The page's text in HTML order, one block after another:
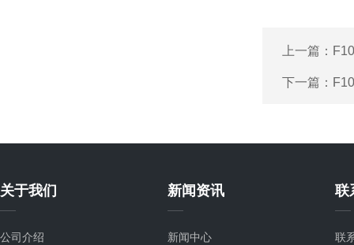
上一篇：
下一篇：
关于我们
公司介绍
新闻资讯
新闻中心
联
联